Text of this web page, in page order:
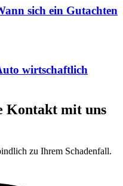
sich ein Gutachten
wirtschaftlich
Kontakt mit uns
zu Ihrem Schadenfall.